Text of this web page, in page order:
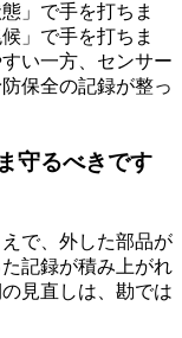
」で手を打ちま
」で手を打ちま
い一方、センサー
保全の記録が整っ
守るべきです
で、外した部品が
記録が積み上がれ
見直しは、勘では